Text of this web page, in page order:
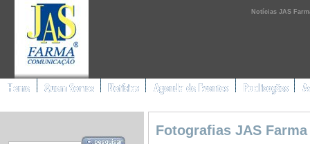
Notícias JAS
Fotografias JAS